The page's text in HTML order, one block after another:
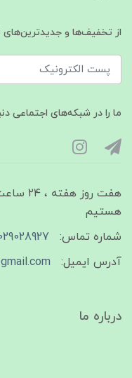
از تخفیف‌ها و جدیدترین‌های
ما را در شبکه‌های اجتماعی
هفت
هستیم
شماره تماس:
آدرس ایمیل:
درباره ما